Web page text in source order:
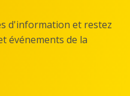
d'information et restez
événements de la